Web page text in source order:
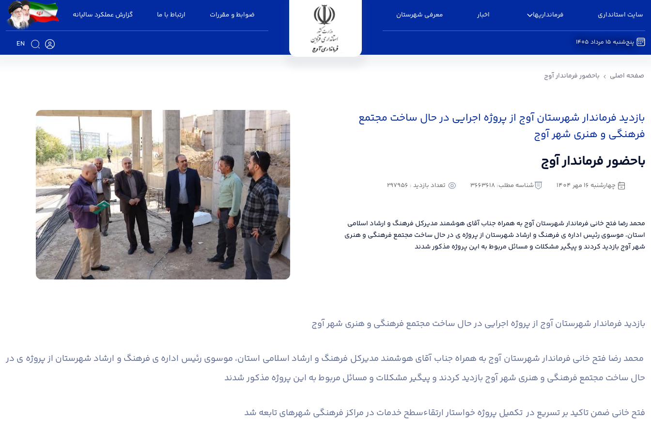
سایت استانداری فرمانداریها اخبار معرفی شهرستان ضوابط و مقررات ارتباط با ما گزارش عملکرد سالیانه
EN پنج‌شنبه 15 مرداد 1405
صفحه اصلی باحضور فرماندار آوج
بازدید فرماندار شهرستان آوج از پروژه اجرایی در حال ساخت مجتمع
فرهنگی و هنری شهر آوج
باحضور فرماندار آوج
چهارشنبه 16 مهر 1404 شناسه مطلب: 3663618 تعداد بازدید : 297956
محمد رضا فتح خانی فرماندار شهرستان آوج به همراه جناب آقای هوشمند مدیرکل فرهنگ و ارشاد اسلامی
استان، موسوی رئیس اداره ی فرهنگ و ارشاد شهرستان از پروژه ی در حال ساخت مجتمع فرهنگی و هنری
شهر آوج بازدید کردند و پیگیر مشکلات و مسائل مربوط به این پروژه مذکور شدند
بازدید فرماندار شهرستان آوج از پروژه اجرایی در حال ساخت مجتمع فرهنگی و هنری شهر آوج
محمد رضا فتح خانی فرماندار شهرستان آوج به همراه جناب آقای هوشمند مدیرکل فرهنگ و ارشاد اسلامی استان، موسوی رئیس اداره ی فرهنگ و ارشاد شهرستان از پروژه ی در
حال ساخت مجتمع فرهنگی و هنری شهر آوج بازدید کردند و پیگیر مشکلات و مسائل مربوط به این پروژه مذکور شدند
فتح خانی ضمن تاکید بر تسریع در تکمیل پروژه خواستار ارتقاءسطح خدمات در مراکز فرهنگی شهرهای تابعه شد